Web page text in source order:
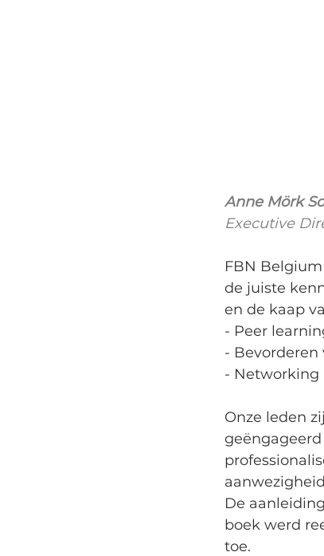
Anne Mörk
Executive
FBN
de juiste
en de kaap
- Peer
- Bevorderen
- Networking
Onze leden
De
boek werd
toe.